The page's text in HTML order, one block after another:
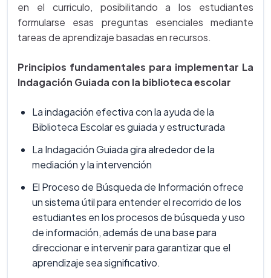
en el curriculo, posibilitando a los estudiantes
formularse esas preguntas esenciales mediante
tareas de aprendizaje basadas en recursos.
Principios fundamentales para implementar La
Indagación Guiada con la biblioteca escolar
La indagación efectiva con la ayuda de la
Biblioteca Escolar es guiada y estructurada
La Indagación Guiada gira alrededor de la
mediación y la intervención
El Proceso de Búsqueda de Información ofrece
un sistema útil para entender el recorrido de los
estudiantes en los procesos de búsqueda y uso
de información, además de una base para
direccionar e intervenir para garantizar que el
aprendizaje sea significativo.